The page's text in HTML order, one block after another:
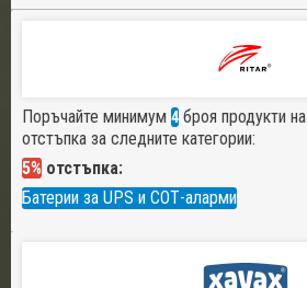
Поръчайте минимум 4 броя продукти на
отстъпка за следните категории:
5% отстъпка:
Батерии за UPS и СОТ-аларми